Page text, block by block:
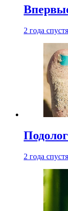
2 года спустя
2 года спустя